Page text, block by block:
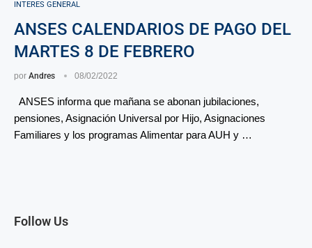
INTERES GENERAL
ANSES CALENDARIOS DE PAGO DEL
MARTES 8 DE FEBRERO
por Andres 08/02/2022
ANSES informa que mañana se abonan jubilaciones,
pensiones, Asignación Universal por Hijo, Asignaciones
Familiares y los programas Alimentar para AUH y …
Follow Us